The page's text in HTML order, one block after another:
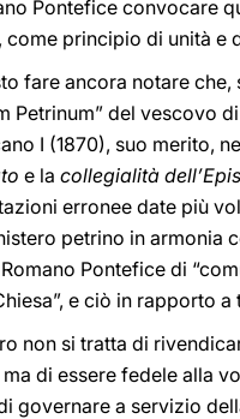
Pontefice convocare
come principio di unità e
fare ancora notare
Petrinum” del vescovo
I (1870), suo merito,
e la collegialità
erronee date più
petrino in armonia
Pontefice di
e ciò in rapporto a
non si tratta di
di essere fedele alla
governare a servizio